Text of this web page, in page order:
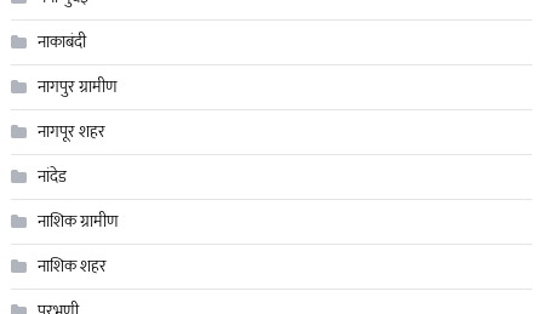
नाकाबंदी
नागपुर ग्रामीण
नागपूर शहर
नांदेड
नाशिक ग्रामीण
नाशिक शहर